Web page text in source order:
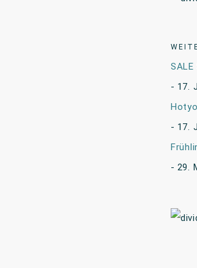
SALE
17.
17.
29.